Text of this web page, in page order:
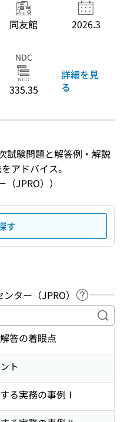
同友館 2026.3
NDC
335.35
詳細を見
る
試験問題と解答例・解説
アドバイス。
JPRO））
す
ター（JPRO）
ヘルプペ
キ
答の着眼点
ト
る実務の事例Ⅰ